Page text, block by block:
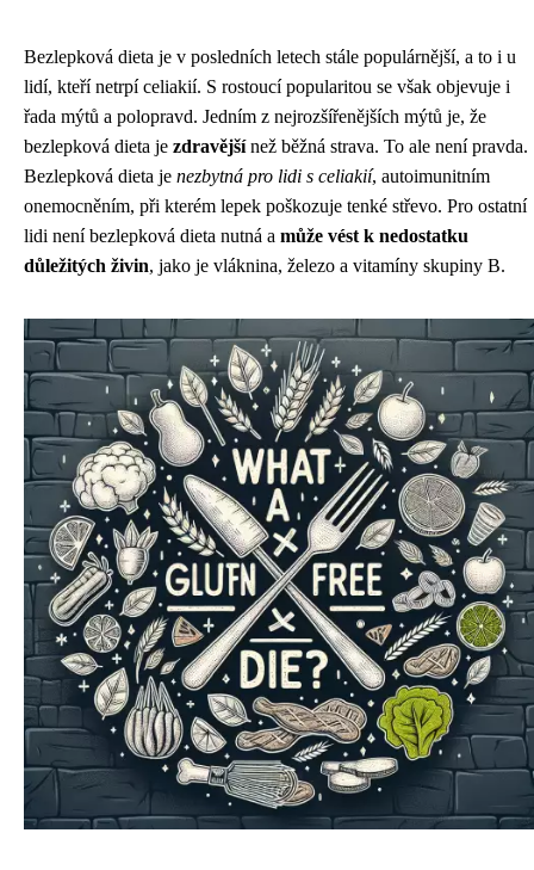
Bezlepková dieta je v posledních letech stále populárnější, a to i u
lidí, kteří netrpí celiakií. S rostoucí popularitou se však objevuje i
řada mýtů a polopravd. Jedním z nejrozšířenějších mýtů je, že
bezlepková dieta je zdravějšínež běžná strava. To ale není pravda.
Bezlepková dieta je nezbytná pro lidi s celiakií, autoimunitním
onemocněním, při kterém lepek poškozuje tenké střevo. Pro ostatní
lidi není bezlepková dieta nutná a může vést k nedostatku
důležitých živin, jako je vláknina, železo a vitamíny skupiny B.